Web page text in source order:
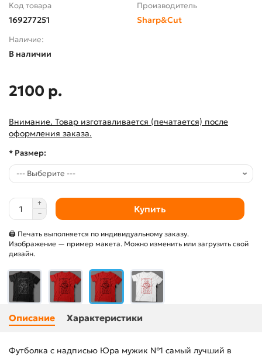
Код товара
169277251
Производитель
Sharp&Cut
Наличие:
В наличии
2100 р.
Внимание. Товар изготавливается (печатается) после
оформления заказа.
* Размер:
Купить
🖨 Печать выполняется по индивидуальному заказу.
Изображение — пример макета. Можно изменить или загрузить свой
дизайн.
Описание Характеристики
Футболка с надписью Юра мужик №1 самый лучший в